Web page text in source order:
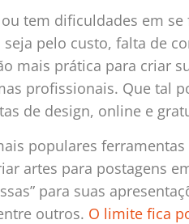
tem dificuldades em
pelo custo, falta de
mais prática para criar
profissionais. Que tal
de design, online e
populares
artes para postagens
para suas
outros. O limite fica